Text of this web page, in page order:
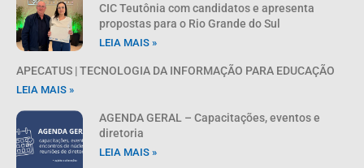
CIC Teutônia com candidatos e apresenta
propostas para o Rio Grande do Sul
LEIA MAIS »
APECATUS | TECNOLOGIA DA INFORMAÇÃO PARA EDUCAÇÃO
LEIA MAIS »
AGENDA GERAL – Capacitações, eventos e
diretoria
LEIA MAIS »